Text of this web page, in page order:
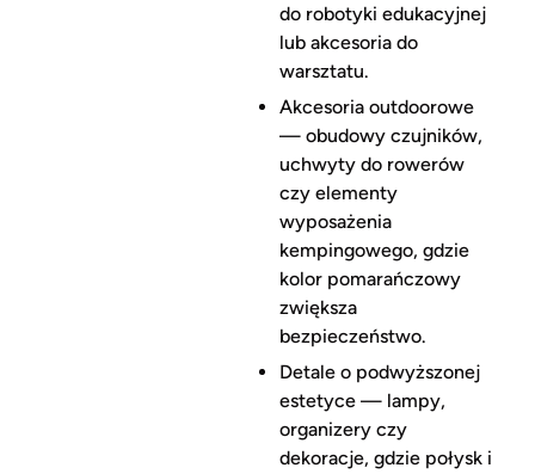
do robotyki edukacyjnej
lub akcesoria do
warsztatu.
Akcesoria outdoorowe
— obudowy czujników,
uchwyty do rowerów
czy elementy
wyposażenia
kempingowego, gdzie
kolor pomarańczowy
zwiększa
bezpieczeństwo.
Detale o podwyższonej
estetyce — lampy,
organizery czy
dekoracje, gdzie połysk i